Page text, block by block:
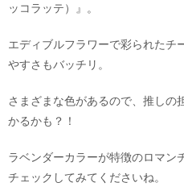
ッコラッテ）』。
エディブルフラワーで彩られたチ
やすさもバッチリ。
さまざまな色があるので、推しの
かるかも？！
ラベンダーカラーが特徴のロマン
チェックしてみてくださいね。